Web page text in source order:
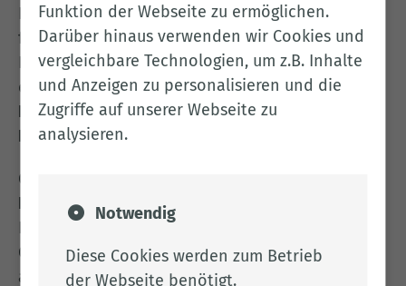
Natur und Landschaft, bewertet diesen und
formuliert Maßnahmen zu deren Schutz,
Erhaltung und Entwicklung. Die darin
enthaltenen Zielvorstellungen dienen als
Leitbild für zukünftige Planungen und
Entscheidungen
Gemäß den Vorgaben des
Bundesnaturschutzgesetzes (BNatSchG)
Landkreis Cloppenburg verpflichtet, für sein
Gebiet einen Landschaftsrahmenplan
aufzustellen und regelmäßig zu aktualisieren. Die
Funktion der Webseite zu ermöglichen.
Darüber hinaus verwenden wir Cookies und
vergleichbare Technologien, um z.B. Inhalte
und Anzeigen zu personalisieren und die
Zugriffe auf unserer Webseite zu
analysieren.
Notwendig
Diese Cookies werden zum Betrieb
der Webseite benötigt.